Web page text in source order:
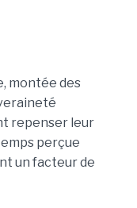
montée des
repenser leur
perçue
un facteur de